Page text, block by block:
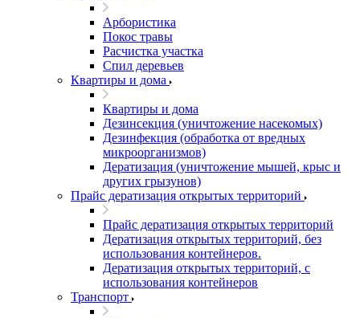
Арбористика
Покос травы
Расчистка участка
Спил деревьев
Квартиры и дома
Квартиры и дома
Дезинсекция (уничтожение насекомых)
Дезинфекция (обработка от вредных
микроорганизмов)
Дератизация (уничтожение мышей, крыс и
других грызунов)
Прайс дератизация открытых территорий
Прайс дератизация открытых территорий
Дератизация открытых территорий, без
использования контейнеров.
Дератизация открытых территорий, с
использования контейнеров
Транспорт